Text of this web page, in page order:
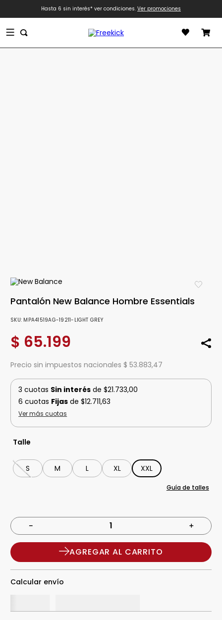
Hasta 6 sin interés* ver condiciones. Ver promociones
Pantalón New Balance Hombre Essentials
SKU: MPA41519AG-19211-LIGHT GREY
$ 65.199
Precio sin impuestos nacionales $ 53.883,47
3 cuotas Sin interés de $21.733,00
6 cuotas Fijas de $12.711,63
Ver más cuotas
Talle
S M L XL XXL
Guía de talles
＋
－
AGREGAR AL CARRITO
Calcular envío
Términos más buscados
1. zapatilla